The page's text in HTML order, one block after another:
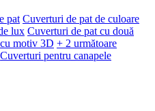
pat Cuverturi de pat de culoare
lux Cuverturi de pat cu două
motiv 3D + 2 următoare
Cuverturi pentru canapele